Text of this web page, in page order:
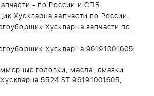
- по России и СПБ
Хускварна запчасти по России
Хускварна запчасти по
Хускварна 96191001605
головки, масла, смазки
5524 ST 96191001605,